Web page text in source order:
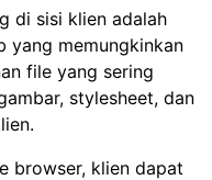
di sisi klien adalah
yang memungkinkan
file yang sering
stylesheet, dan
browser, klien dapat